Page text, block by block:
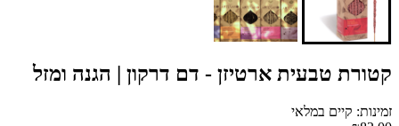
קטורת טבעית ארטיזן - דם דרקון | הגנה ומזל
זמינות: קיים במלאי